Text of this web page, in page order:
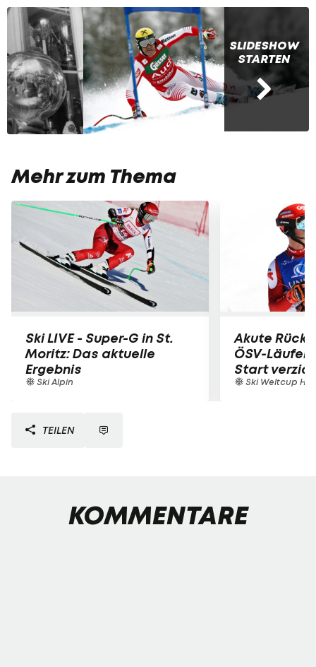
SLIDESHOW
STARTEN
Mehr zum Thema
Ski LIVE - Super-G in St.
Moritz: Das aktuelle
Ergebnis
Ski Alpin
Akute
ÖSV-Läufer
Start
Ski Weltcup
TEILEN
KOMMENTARE